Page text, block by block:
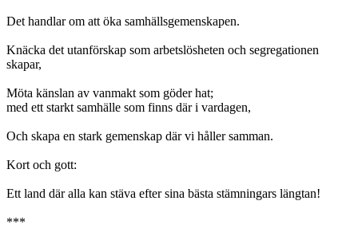
Det handlar om att öka samhällsgemenskapen.
Knäcka det utanförskap som arbetslösheten och segregationen
skapar,
Möta känslan av vanmakt som göder hat;
med ett starkt samhälle som finns där i vardagen,
Och skapa en stark gemenskap där vi håller samman.
Kort och gott:
Ett land där alla kan stäva efter sina bästa stämningars längtan!
***